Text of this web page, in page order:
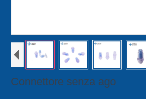
Connettore senza ago